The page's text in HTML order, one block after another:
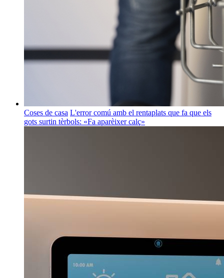
Coses de casa L'error comú amb el rentaplats que fa que els
gots surtin tèrbols: «Fa aparèixer calç»